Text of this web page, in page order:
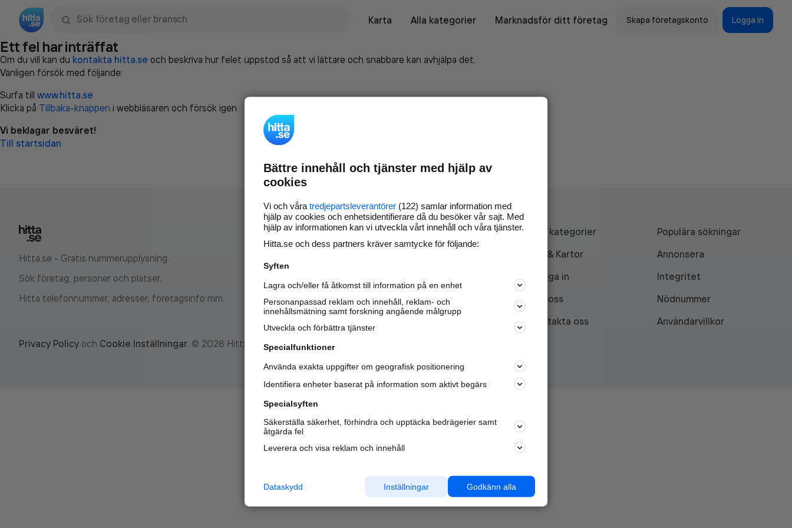
Karta
Alla kategorier Marknadsför ditt företag Skapa företagskonto Logga in
Ett fel har inträffat
Om du vill kan du kontakta hitta.se och beskriva hur felet uppstod så att vi lättare och snabbare kan avhjälpa det.
Vänligen försök med följande:
Surfa till www.hitta.se
Klicka på Tillbaka-knappen i webbläsaren och försök igen
Vi beklagar besväret!
Till startsidan
Hitta.se - Gratis nummerupplysning.
Sök företag, personer och platser.
Hitta telefonnummer, adresser, företagsinfo mm.
Marknadsför företaget på
nya kunder och
samarbetspartners nära dig.
Läs mer här
Alla kategorier
Populära sökningar
API & Kartor
Annonsera
Logga in
Integritet
Om oss
Nödnummer
Kontakta oss
Användarvillkor
Privacy Policy och Cookie Inställningar. © 2026 Hitta.se
Bättre innehåll och tjänster med hjälp av
cookies
Vi och våra tredjepartsleverantörer (122) samlar information med
hjälp av cookies och enhetsidentifierare då du besöker vår sajt. Med
hjälp av informationen kan vi utveckla vårt innehåll och våra tjänster.
Hitta.se och dess partners kräver samtycke för följande:
Syften
Lagra och/eller få åtkomst till information på en enhet
Personanpassad reklam och innehåll, reklam- och
innehållsmätning samt forskning angående målgrupp
Utveckla och förbättra tjänster
Specialfunktioner
Använda exakta uppgifter om geografisk positionering
Identifiera enheter baserat på information som aktivt begärs
Specialsyften
Säkerställa säkerhet, förhindra och upptäcka bedrägerier samt
åtgärda fel
Leverera och visa reklam och innehåll
Godkänn alla
Inställningar
Dataskydd